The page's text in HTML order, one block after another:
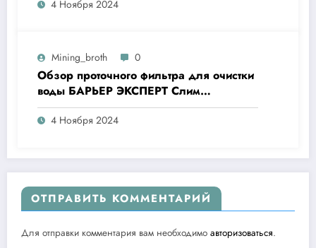
4 Ноября 2024
Mining_broth 0
Обзор проточного фильтра для очистки
воды БАРЬЕР ЭКСПЕРТ Слим
Жесткость
4 Ноября 2024
ОТПРАВИТЬ КОММЕНТАРИЙ
Для отправки комментария вам необходимо авторизоваться.